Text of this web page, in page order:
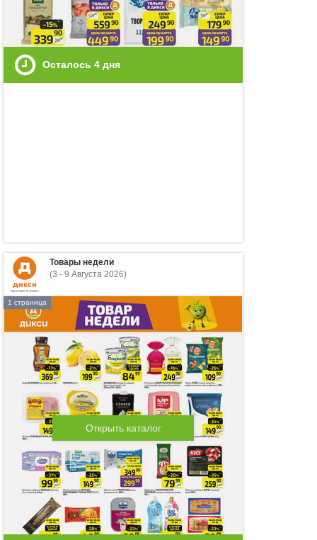
Осталось 4 дня
Товары недели
(3 - 9 Августа 2026)
Открыть каталог
1 страница